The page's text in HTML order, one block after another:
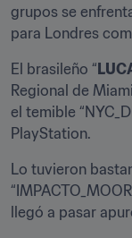
grupos se
para Londres
El brasileño “
Regional de
el temible
PlayStation.
Lo tuvieron
llegó a pasar